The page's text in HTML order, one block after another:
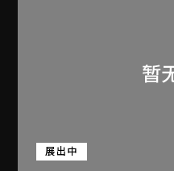
展出中